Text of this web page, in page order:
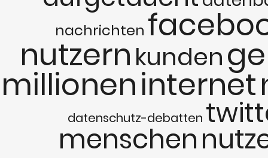
nachrichten
nutzernkunden
millioneninternet
datenschutz-debatten
menschen